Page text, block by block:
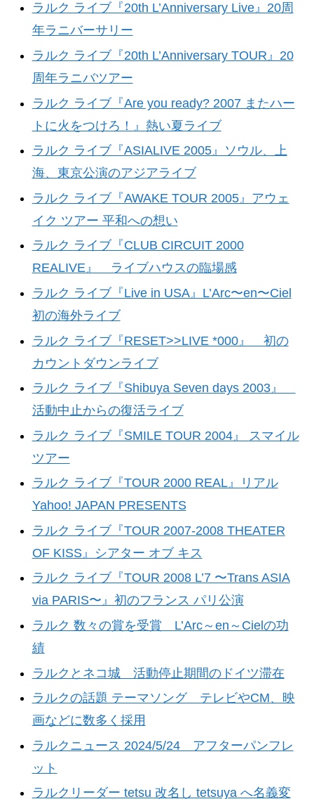
ラルク ライブ『20th L’Anniversary Live』20周
年ラニバーサリー
ラルク ライブ『20th L’Anniversary TOUR』20
周年ラニバツアー
ラルク ライブ『Are you ready? 2007 またハー
トに火をつけろ！』熱い夏ライブ
ラルク ライブ『ASIALIVE 2005』ソウル、上
海、東京公演のアジアライブ
ラルク ライブ『AWAKE TOUR 2005』アウェ
イク ツアー 平和への想い
ラルク ライブ『CLUB CIRCUIT 2000
REALIVE』 ライブハウスの臨場感
ラルク ライブ『Live in USA』L’Arc〜en〜Ciel
初の海外ライブ
ラルク ライブ『RESET>>LIVE *000』 初の
カウントダウンライブ
ラルク ライブ『Shibuya Seven days 2003』
活動中止からの復活ライブ
ラルク ライブ『SMILE TOUR 2004』 スマイル
ツアー
ラルク ライブ『TOUR 2000 REAL』リアル
Yahoo! JAPAN PRESENTS
ラルク ライブ『TOUR 2007-2008 THEATER
OF KISS』シアター オブ キス
ラルク ライブ『TOUR 2008 L’7 〜Trans ASIA
via PARIS〜』初のフランス パリ公演
ラルク 数々の賞を受賞 L’Arc～en～Cielの功
績
ラルクとネコ城 活動停止期間のドイツ滞在
ラルクの話題 テーマソング テレビやCM、映
画などに数多く採用
ラルクニュース 2024/5/24 アフターパンフレ
ット
ラルクリーダー tetsu 改名し tetsuya へ名義変